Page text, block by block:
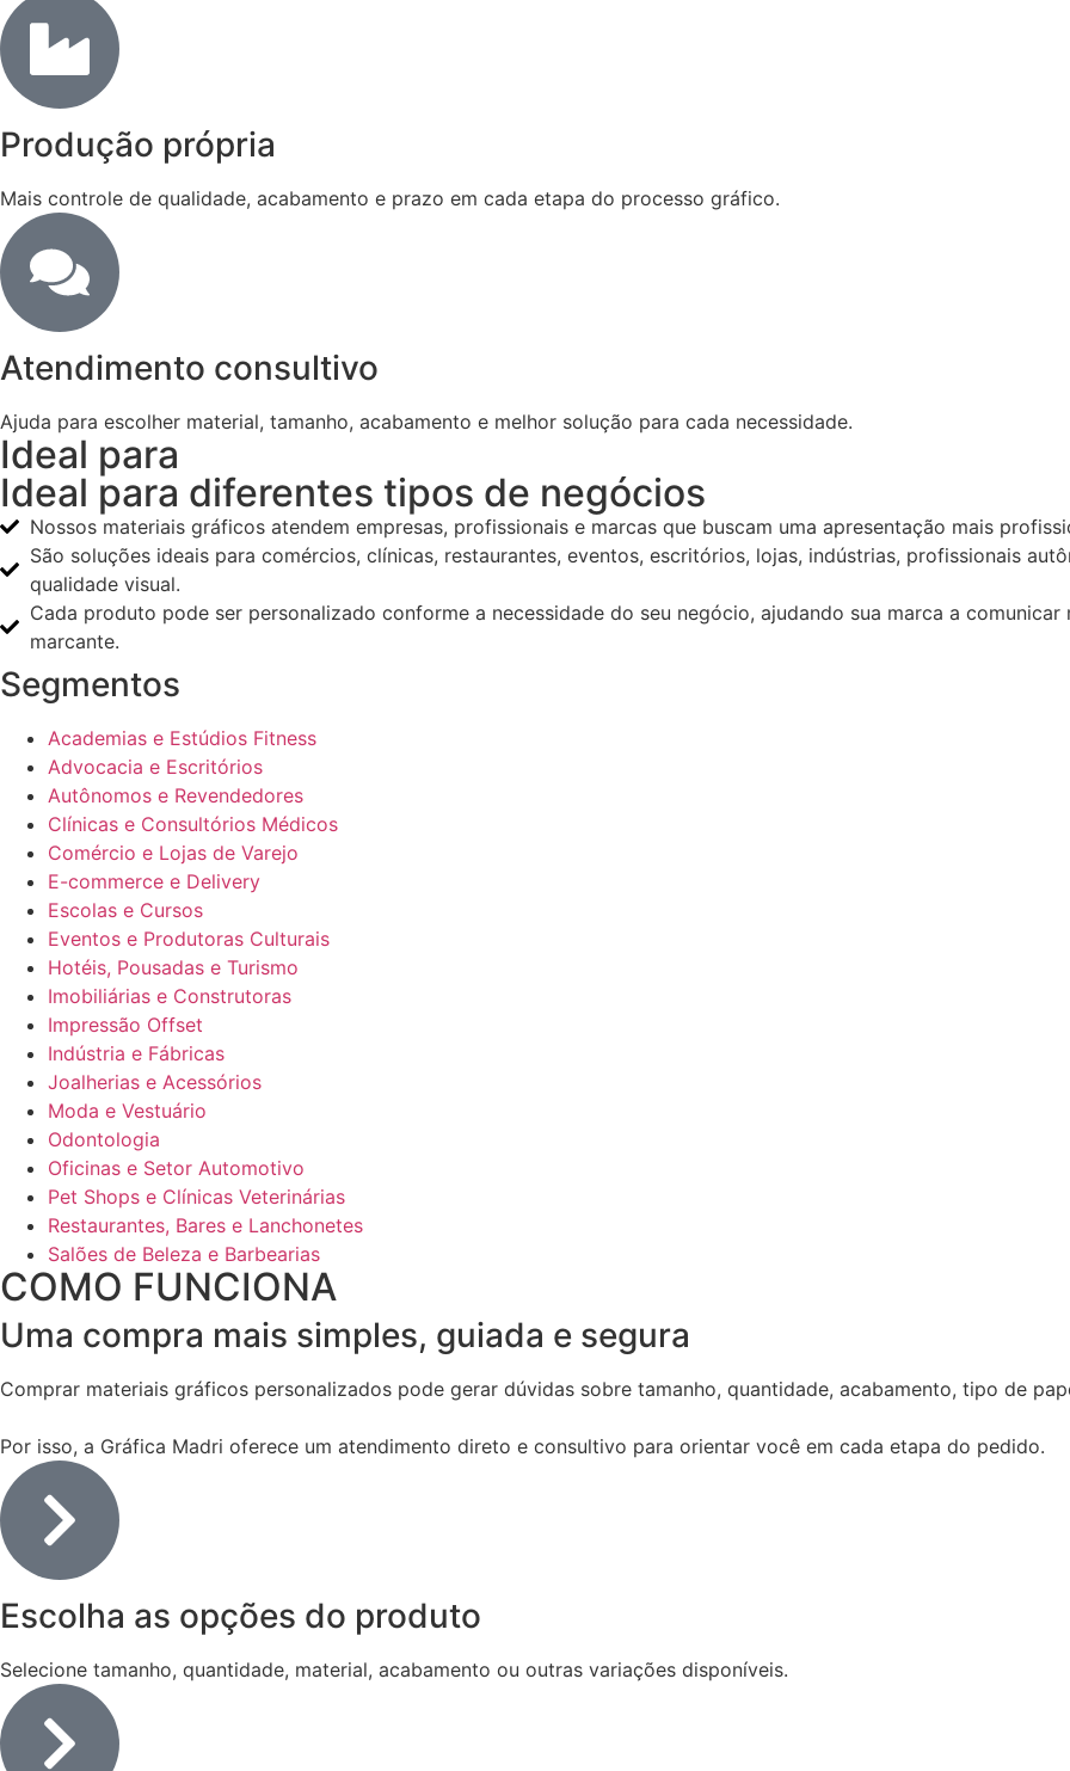
Produção própria
Mais controle de qualidade, acabamento e prazo em cada etapa do processo gráfico.
Atendimento consultivo
Ajuda para escolher material, tamanho, acabamento e melhor solução para cada necessidade.
Ideal para
Ideal para diferentes tipos de negócios
Nossos materiais gráficos atendem empresas, profissionais e marcas que buscam uma apresentação mais
São soluções ideais para comércios, clínicas, restaurantes, eventos, escritórios, lojas, indústrias, profissionais
qualidade visual.
Cada produto pode ser personalizado conforme a necessidade do seu negócio, ajudando sua marca a comunicar
marcante.
Segmentos
Academias e Estúdios Fitness
Advocacia e Escritórios
Autônomos e Revendedores
Clínicas e Consultórios Médicos
Comércio e Lojas de Varejo
E-commerce e Delivery
Escolas e Cursos
Eventos e Produtoras Culturais
Hotéis, Pousadas e Turismo
Imobiliárias e Construtoras
Impressão Offset
Indústria e Fábricas
Joalherias e Acessórios
Moda e Vestuário
Odontologia
Oficinas e Setor Automotivo
Pet Shops e Clínicas Veterinárias
Restaurantes, Bares e Lanchonetes
Salões de Beleza e Barbearias
COMO FUNCIONA
Uma compra mais simples, guiada e segura
Comprar materiais gráficos personalizados pode gerar dúvidas sobre tamanho, quantidade, acabamento, tipo de
Por isso, a Gráfica Madri oferece um atendimento direto e consultivo para orientar você em cada etapa do pedido.
Escolha as opções do produto
Selecione tamanho, quantidade, material, acabamento ou outras variações disponíveis.